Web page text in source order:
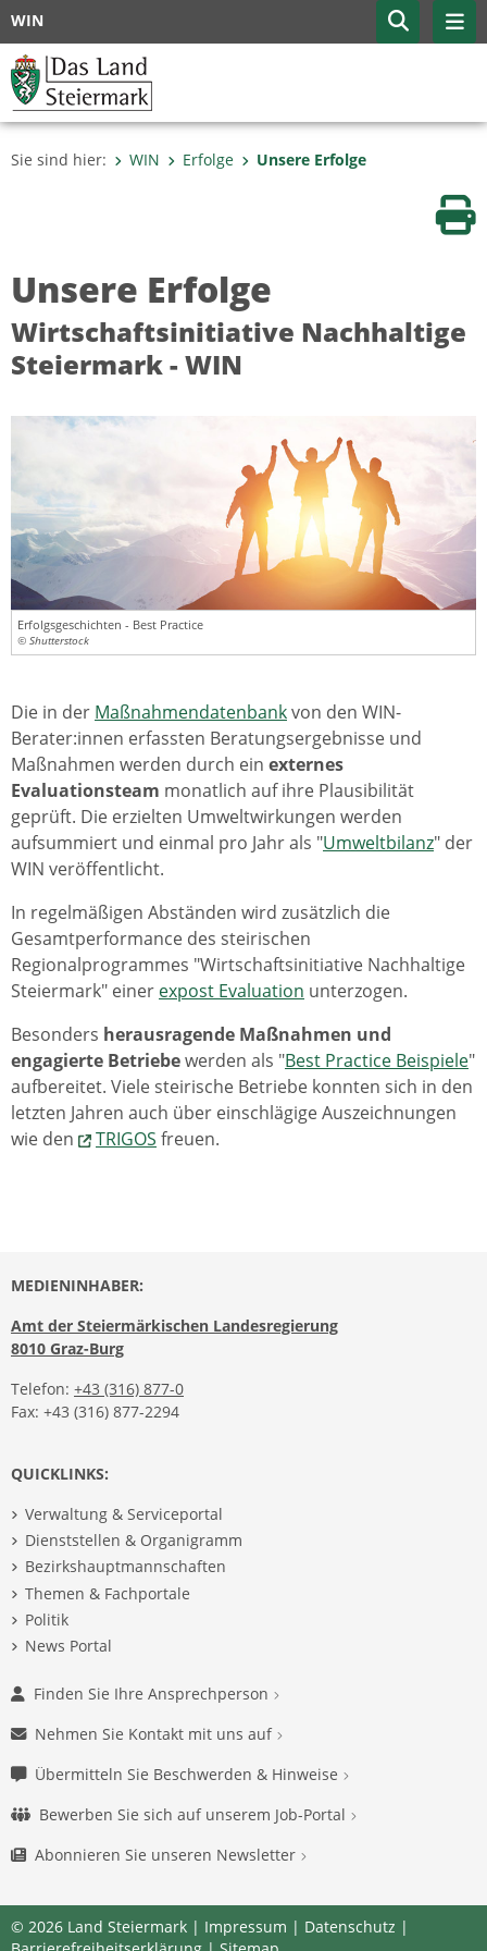
WIN
Sie sind hier: WIN Erfolge Unsere Erfolge
Unsere Erfolge
Wirtschaftsinitiative Nachhaltige
Steiermark - WIN
Erfolgsgeschichten - Best Practice
© Shutterstock
Die in der Maßnahmendatenbankvon den WIN-
Berater:innen erfassten Beratungsergebnisse und
Maßnahmen werden durch ein externes
Evaluationsteam monatlich auf ihre Plausibilität
geprüft. Die erzielten Umweltwirkungen werden
aufsummiert und einmal pro Jahr als "Umweltbilanz" der
WIN veröffentlicht.
In regelmäßigen Abständen wird zusätzlich die
Gesamtperformance des steirischen
Regionalprogrammes "Wirtschaftsinitiative Nachhaltige
Steiermark" einer expost Evaluation unterzogen.
Besonders herausragende Maßnahmen und
engagierte Betriebewerden als "Best Practice Beispiele"
aufbereitet. Viele steirische Betriebe konnten sich in den
letzten Jahren auch über einschlägige Auszeichnungen
wie den
TRIGOS freuen.
MEDIENINHABER:
Amt der Steiermärkischen Landesregierung
8010 Graz-Burg
Telefon: +43 (316) 877-0
Fax: +43 (316) 877-2294
QUICKLINKS:
Verwaltung & Serviceportal
Dienststellen & Organigramm
Bezirkshauptmannschaften
Themen & Fachportale
Politik
News Portal
Finden Sie Ihre Ansprechperson
Nehmen Sie Kontakt mit uns auf
Übermitteln Sie Beschwerden & Hinweise
Bewerben Sie sich auf unserem Job-Portal
Abonnieren Sie unseren Newsletter
© 2026 Land Steiermark | Impressum | Datenschutz |